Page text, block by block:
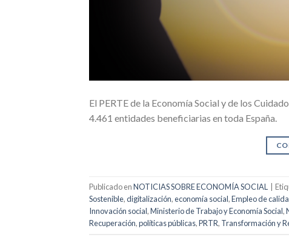
El PERTE de la Economía Social y de los
4.461 entidades beneficiarias en toda España.
Publicado enNOTICIAS SOBRE ECONOMÍA SOCIAL
Sostenible,digitalización,economía social,Empleo de
Innovación social,Ministerio de Trabajo y Economía Social,
Recuperación,políticas públicas,PRTR, Transformación y